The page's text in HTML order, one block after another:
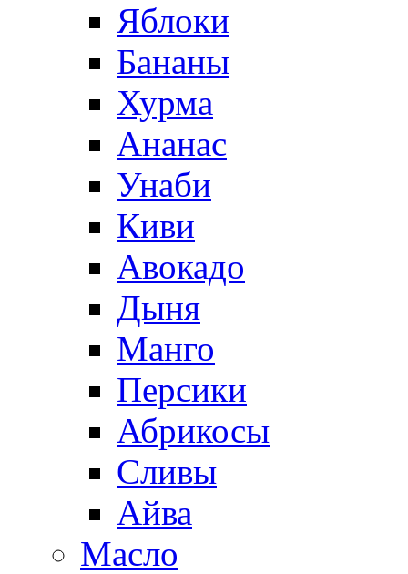
Яблоки
Бананы
Хурма
Ананас
Унаби
Киви
Авокадо
Дыня
Манго
Персики
Абрикосы
Сливы
Айва
Масло